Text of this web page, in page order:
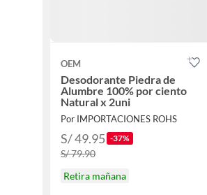
OEM
Desodorante Piedra de
Alumbre 100% por ciento
Natural x 2uni
Por IMPORTACIONES ROHS
S/ 49.95 -37%
S/ 79.90
Retira mañana